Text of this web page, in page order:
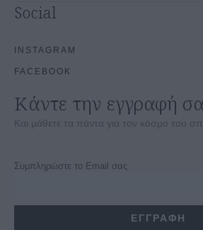
Social
INSTAGRAM
FACEBOOK
Κάντε την εγγραφή
Και μάθετε τα πάντα για τον κόσμο του
Συμπληρώστε το Email σας